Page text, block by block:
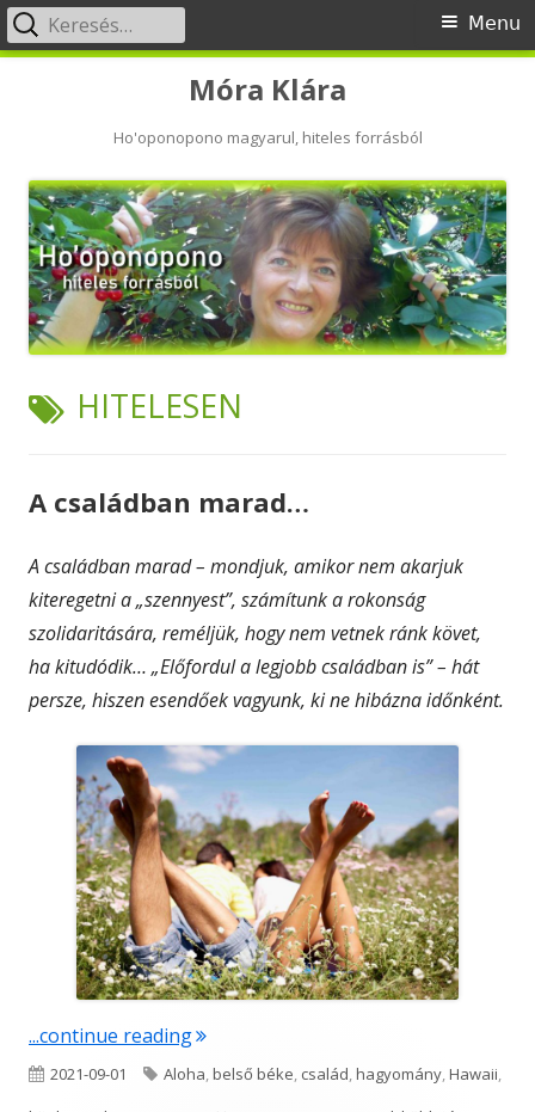
Móra Klára
Ho'oponopono magyarul, hiteles forrásból
Primary
Menu
Keresés:
TAG:
HITELESEN
A családban marad…
A családban marad – mondjuk, amikor nem akarjuk
kiteregetni a „szennyest”, számítunk a rokonság
szolidaritására, reméljük, hogy nem vetnek ránk követ,
ha kitudódik… „Előfordul a legjobb családban is” – hát
persze, hiszen esendőek vagyunk, ki ne hibázna időnként.
...continue reading"A családban marad…"
Published
2021-09-01 Tags
Aloha,belső béke, család,hagyomány,Hawaii,